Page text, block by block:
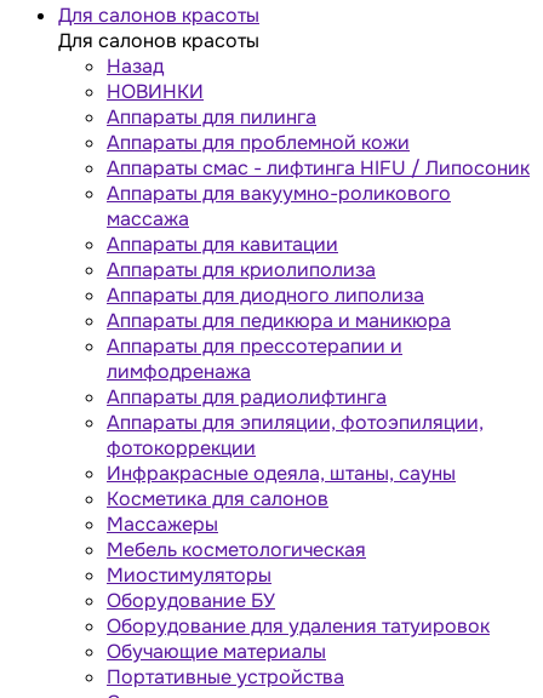
Для салонов красоты
Для салонов красоты
Назад
НОВИНКИ
Аппараты для пилинга
Аппараты для проблемной кожи
Аппараты cмас - лифтинга HIFU / Липосоник
Аппараты для вакуумно-роликового
массажа
Аппараты для кавитации
Аппараты для криолиполиза
Аппараты для диодного липолиза
Аппараты для педикюра и маникюра
Аппараты для прессотерапии и
лимфодренажа
Аппараты для радиолифтинга
Аппараты для эпиляции, фотоэпиляции,
фотокоррекции
Инфракрасные одеяла, штаны, сауны
Косметика для салонов
Массажеры
Мебель косметологическая
Миостимуляторы
Оборудование БУ
Оборудование для удаления татуировок
Обучающие материалы
Портативные устройства